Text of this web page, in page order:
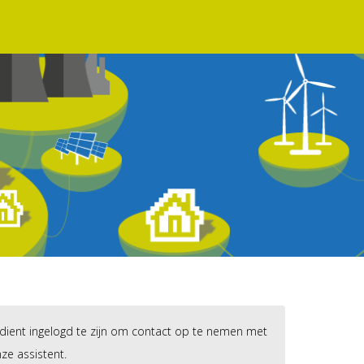
ingelogd te zijn om contact op te nemen met
assistent.